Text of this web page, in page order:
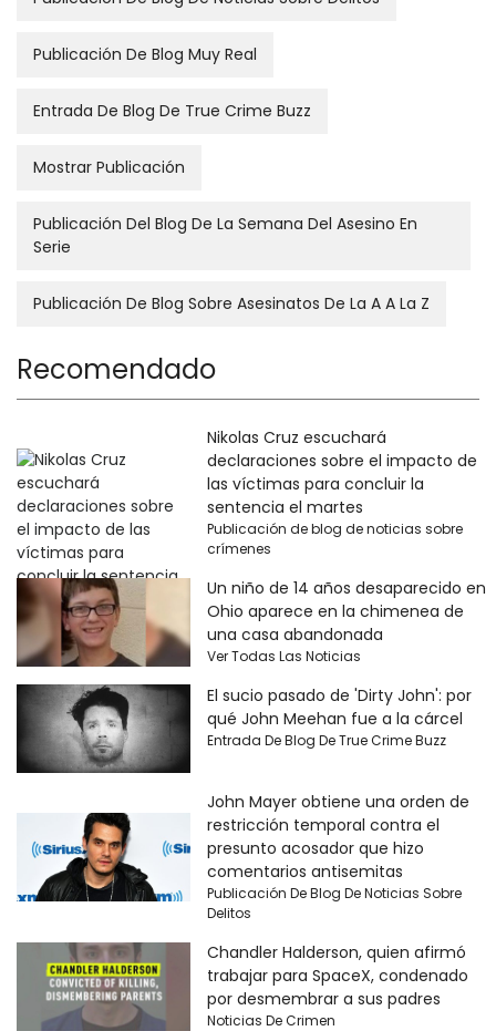
Publicación De Blog Muy Real
Entrada De Blog De True Crime Buzz
Mostrar Publicación
Publicación Del Blog De La Semana Del Asesino En
Serie
Publicación De Blog Sobre Asesinatos De La A A La Z
Recomendado
Nikolas Cruz escuchará
declaraciones sobre el impacto de
las víctimas para concluir la
sentencia el martes
Publicación de blog de noticias sobre
crímenes
Un niño de 14 años desaparecido en
Ohio aparece en la chimenea de
una casa abandonada
Ver Todas Las Noticias
El sucio pasado de 'Dirty John': por
qué John Meehan fue a la cárcel
Entrada De Blog De True Crime Buzz
John Mayer obtiene una orden de
restricción temporal contra el
presunto acosador que hizo
comentarios antisemitas
Publicación De Blog De Noticias Sobre
Delitos
Chandler Halderson, quien afirmó
trabajar para SpaceX, condenado
por desmembrar a sus padres
Noticias De Crimen